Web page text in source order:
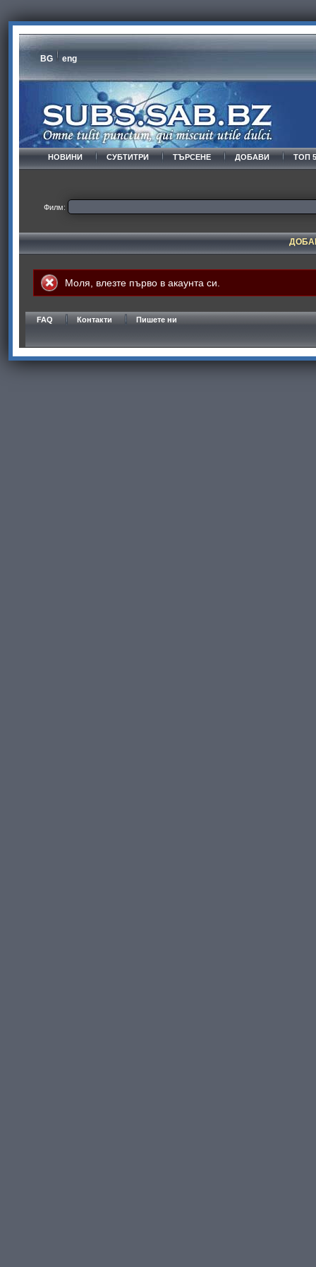
BG eng
НОВИНИ СУБТИТРИ ТЪРСЕНЕ ДОБАВИ ТОП
Филм:
Моля, влезтепърво в акаунта си.
FAQ Контакти Пишете ни